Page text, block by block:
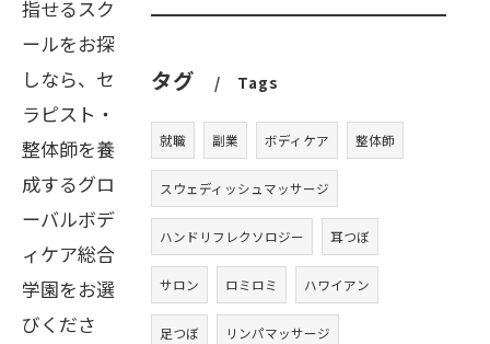
タグ Tags
就職 副業 ボディケア 整体師
スウェディッシュマッサージ
ハンドリフレクソロジー 耳つぼ
サロン ロミロミ ハワイアン
足つぼ リンパマッサージ
指せるスク
ールをお探
しなら、セ
ラピスト・
整体師を養
成するグロ
ーバルボデ
ィケア総合
学園をお選
びくださ